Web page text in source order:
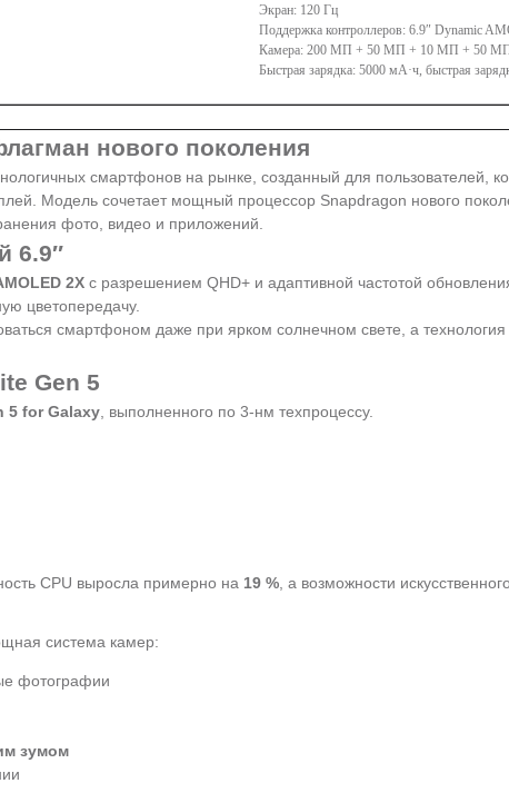
Экран: 120 Гц
Поддержка контроллеров: 6.9″ Dynamic
Камера: 200 МП + 50 МП + 10 МП + 50 МП,
Быстрая зарядка: 5000 мА·ч, быстрая
нового поколения
смартфонов на рынке, созданный для пользователей,
Модель сочетает мощный процессор Snapdragon нового
фото, видео и приложений.
6.9″
2X с разрешением QHD+ и адаптивной частотой
цветопередачу.
смартфоном даже при ярком солнечном свете, а
Gen 5
5 for Galaxy, выполненного по 3-нм техпроцессу.
CPU выросла примерно на 19 %, а возможности
система камер:
фотографии
зумом